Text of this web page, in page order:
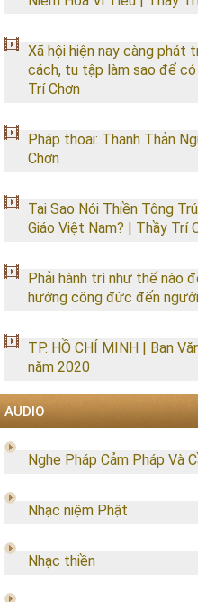
Xã hội hiện nay càng phát
cách, tu tập làm sao để
Trí Chơn
Pháp thoai: Thanh Thản
Chơn
Tại Sao Nói Thiền Tông
Giáo Việt Nam? | Thầy Trí
Phải hành trì như thế nào
hướng công đức đến
TP. HỒ CHÍ MINH | Ban
năm 2020
AUDIO
Nghe Pháp Cảm Pháp Và
Nhạc niệm Phật
Nhạc thiền